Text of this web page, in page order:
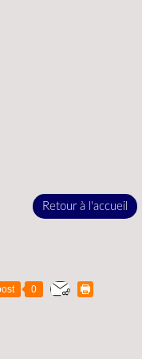
Retour à l'accueil
0